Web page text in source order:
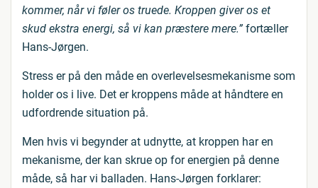
kommer, når vi føler os truede. Kroppen giver os et
skud ekstra energi, så vi kan præstere mere.” fortæller
Hans-Jørgen.
Stress er på den måde en overlevelsesmekanisme som
holder os i live. Det er kroppens måde at håndtere en
udfordrende situation på.
Men hvis vi begynder at udnytte, at kroppen har en
mekanisme, der kan skrue op for energien på denne
måde, så har vi balladen. Hans-Jørgen forklarer: